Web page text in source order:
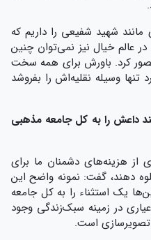
شهید شفیعی را داریم که
عالم خیال نیز نمی‌توان چنین
کرد. باورش برای همه سخت
وسیله نقلیه‌اش را بفروشد
داعش را به کل جامعه مذهبی
از هزینه‌های دشمنان ما برای
دهند، گفت: نمونه واضح این
یک استثناء را به کل جامعه
در زمینه سبک‌زندگی وجود
است.